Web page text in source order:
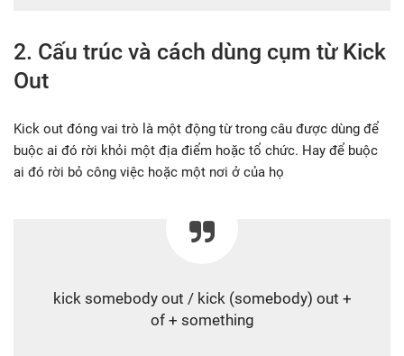
2. Cấu trúc và cách dùng cụm từ Kick
Out
Kick out đóng vai trò là một động từ trong câu được dùng để
buộc ai đó rời khỏi một địa điểm hoặc tổ chức. Hay để buộc
ai đó rời bỏ công việc hoặc một nơi ở của họ
kick somebody out / kick (somebody) out +
of + something